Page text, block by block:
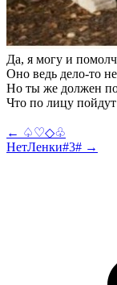
Да, я могу и
Оно ведь дело-то
Но ты же должен
Что по лицу
← ♤♡◇♧
НетЛенки#3# →